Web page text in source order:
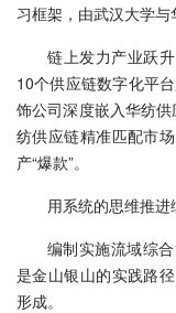
习框架，由武汉大学与
链上发力产业跃
10个供应链数字化平
饰公司深度嵌入华纺
纺供应链精准匹配市
产“爆款”。
用系统的思维推
编制实施流域综
是金山银山的实践路
形成。